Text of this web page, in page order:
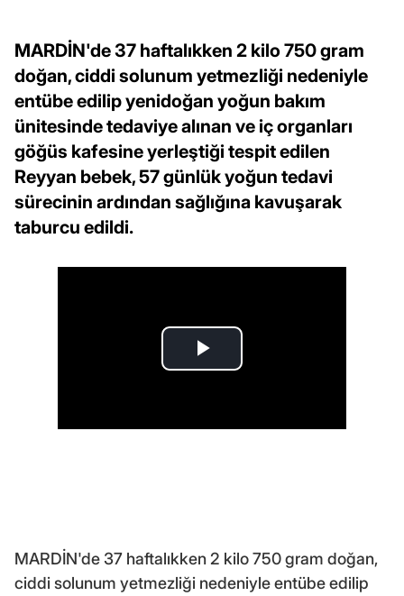
MARDİN'de 37 haftalıkken 2 kilo 750 gram
doğan, ciddi solunum yetmezliği nedeniyle
entübe edilip yenidoğan yoğun bakım
ünitesinde tedaviye alınan ve iç organları
göğüs kafesine yerleştiği tespit edilen
Reyyan bebek, 57 günlük yoğun tedavi
sürecinin ardından sağlığına kavuşarak
taburcu edildi.
MARDİN'de 37 haftalıkken 2 kilo 750 gram doğan,
ciddi solunum yetmezliği nedeniyle entübe edilip